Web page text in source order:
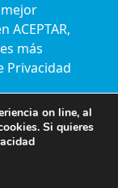
más
Privacidad
on line, al
Si quieres